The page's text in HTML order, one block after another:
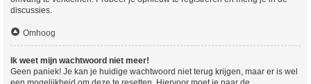
discussies.
Omhoog
Ik weet mijn wachtwoord niet meer!
Geen paniek! Je kan je huidige wachtwoord niet terug krijgen, maar er is wel